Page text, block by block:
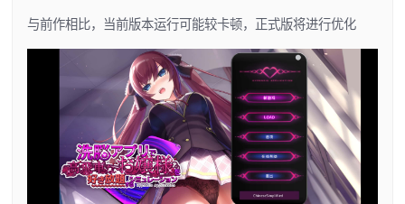
与前作相比，当前版本运行可能较卡顿，正式版将进行优化